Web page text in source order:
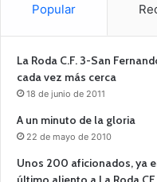
Popular
La Roda C.F. 3-San
cada vez más cerca
18 de junio de 2011
A un minuto de la gloria
22 de mayo de 2010
Unos 200 aficionados, ya